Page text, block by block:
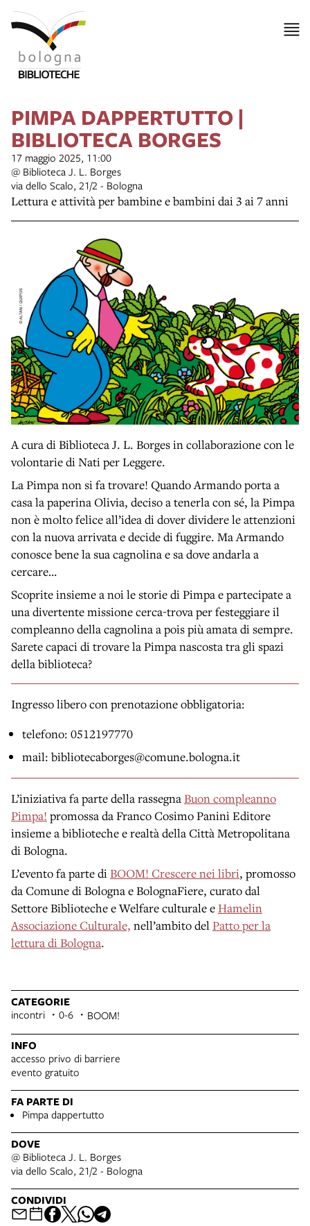
PIMPA DAPPERTUTTO |
BIBLIOTECA BORGES
17 maggio 2025, 11:00
@ Biblioteca J. L. Borges
via dello Scalo, 21/2 - Bologna
Lettura e attività per bambine e bambini dai 3 ai 7 anni
A cura di Biblioteca J. L. Borges in collaborazione con le
volontarie di Nati per Leggere.
La Pimpa non si fa trovare! Quando Armando porta a
casa la paperina Olivia, deciso a tenerla con sé, la Pimpa
non è molto felice all’idea di dover dividere le attenzioni
con la nuova arrivata e decide di fuggire. Ma Armando
conosce bene la sua cagnolina e sa dove andarla a
cercare…
Scoprite insieme a noi le storie di Pimpa e partecipate a
una divertente missione cerca-trova per festeggiare il
compleanno della cagnolina a pois più amata di sempre.
Sarete capaci di trovare la Pimpa nascosta tra gli spazi
della biblioteca?
Ingresso libero con prenotazione obbligatoria:
telefono: 0512197770
mail: bibliotecaborges@comune.bologna.it
L’iniziativa fa parte della rassegnaBuon compleanno
Pimpa! promossa da Franco Cosimo Panini Editore
insieme a biblioteche e realtà della Città Metropolitana
di Bologna.
L’evento fa parte diBOOM! Crescere nei libri, promosso
da Comune di Bologna e BolognaFiere, curato dal
Settore Biblioteche e Welfare culturale eHamelin
Associazione Culturale, nell’ambito delPatto per la
lettura di Bologna.
CATEGORIE
incontri 0-6 BOOM!
INFO
accesso privo di barriere
evento gratuito
FA PARTE DI
Pimpa dappertutto
DOVE
@ Biblioteca J. L. Borges
via dello Scalo, 21/2 - Bologna
CONDIVIDI